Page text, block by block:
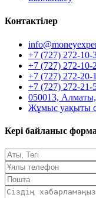
Контактілер
+7 (727) 272-10-
+7 (727) 272-10-
+7 (727) 272-20-
+7 (727) 272-21-
050013,
Жұмыс уақыты
Кері байланыс